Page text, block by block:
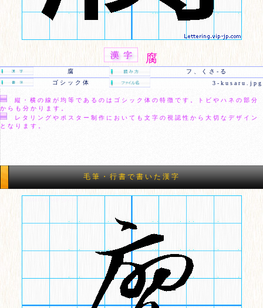
腐
腐
フ、くさ-る
ゴシック体
3-kusaru.jpg
縦・横の線が均等であるのはゴシック体の特徴です。トビやハネの部分
からも分かります。
レタリングやポスター制作においても文字の視認性から大切なデザイン
となります。
毛筆・行書で書いた漢字